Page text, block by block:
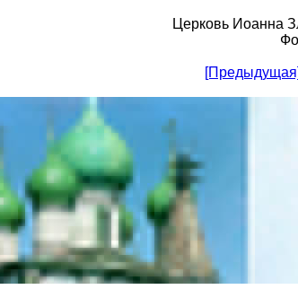
Церковь Иоанна
[Предыдущая]